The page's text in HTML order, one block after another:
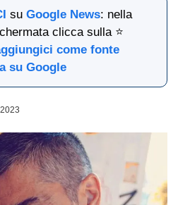
suGoogle News: nella
clicca sulla ⭐
come fonte
su Google